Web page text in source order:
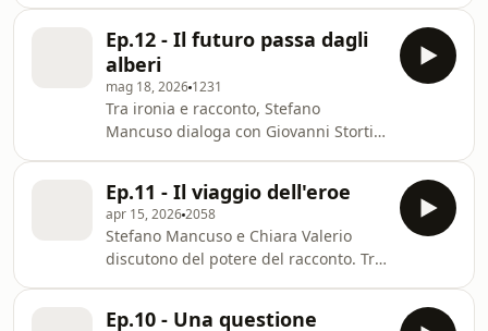
rimozione della vegetazione riparia,
sia per gli ecosistemi che per la
sicurezza idraulica, fino alle emissioni
della comunicazione, sulla formazione
delle opinioni e sul ruolo della
divulgazione nel mondo
contemporaneo. Dalla fiducia negli
esperti alla percezione del
cambiamento climatico, emerge la
necessità di una comunicazione più
chiara, inclusiva e or
Ep.12 - Il futuro passa dagli
alberi
mag 18, 2026 1231
Tra ironia e racconto, Stefano
Mancuso dialoga con Giovanni Storti
riflettono sul futuro, segnato dalla
crescente distanza tra società e
natura. Dall’impegno artistico ai
progetti divulgativi, emerge con forza
la necessità di una “conversione”
culturale: riconoscere negli
Ep.11 - Il viaggio dell'eroe
apr 15, 20262058
Stefano Mancuso e Chiara Valerio
discutono del potere del racconto. Tra
Ep.10 - Una questione